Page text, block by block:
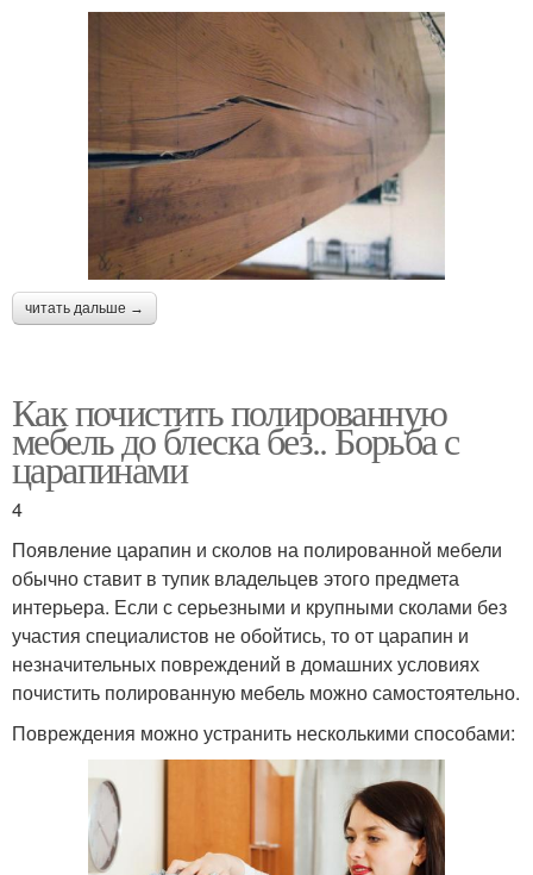
читать дальше →
Как почистить полированную
мебель до блеска без.. Борьба с
царапинами
4
Появление царапин и сколов на полированной мебели
обычно ставит в тупик владельцев этого предмета
интерьера. Если с серьезными и крупными сколами без
участия специалистов не обойтись, то от царапин и
незначительных повреждений в домашних условиях
почистить полированную мебель можно самостоятельно.
Повреждения можно устранить несколькими способами: